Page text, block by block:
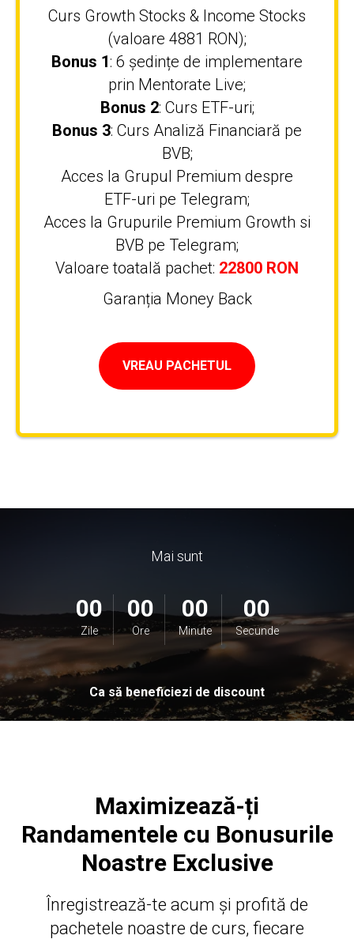
Curs Growth Stocks & Income Stocks
(valoare 4881 RON);
Bonus 1: 6 ședințe de implementare
prin Mentorate Live;
Bonus 2: Curs ETF-uri;
Bonus 3: Curs Analiză Financiară pe
BVB;
Acces la Grupul Premium despre
ETF-uri pe Telegram;
Acces la Grupurile Premium Growth si
BVB pe Telegram;
Valoare toatală pachet: 22800 RON
Garanția Money Back
VREAU PACHETUL
Mai sunt
00
Zile
00
Ore
00
Minute
00
Secunde
Ca să beneficiezi de discount
Maximizează-ți
Randamentele cu Bonusurile
Noastre Exclusive
Înregistrează-te acum și profită de
pachetele noastre de curs, fiecare